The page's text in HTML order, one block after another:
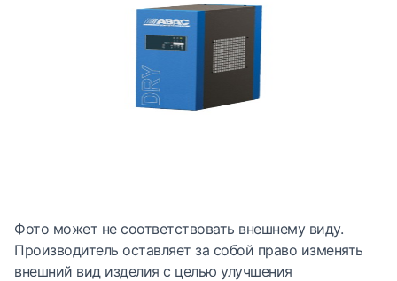
Фото может не соответствовать внешнему виду.
Производитель оставляет за собой право изменять
внешний вид изделия с целью улучшения